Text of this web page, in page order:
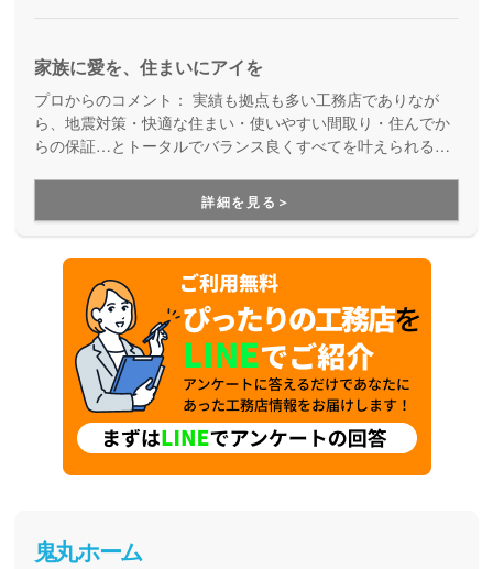
家族に愛を、住まいにアイを
プロからのコメント： 実績も拠点も多い工務店でありなが
ら、地震対策・快適な住まい・使いやすい間取り・住んでか
らの保証…とトータルでバランス良くすべてを叶えられる家
用できる間取り提案も得意なので、末長く安心して暮らせる
住まいをお求めの方、安心できるプロにまるっとお任せした
い方にもお勧めしています。
詳細を見る＞
鬼丸ホーム